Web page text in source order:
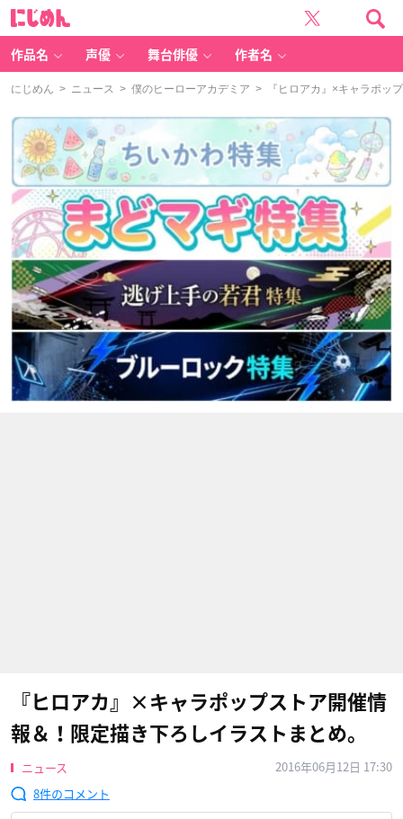
作品名 声優 舞台俳優 作者名
にじめん > ニュース > 僕のヒーローアカデミア > 『ヒロアカ』×キャラポッ
『ヒロアカ』×キャラポップストア開催情
報＆！限定描き下ろしイラストまとめ。
ニュース
2016年06月12日 17:30
8